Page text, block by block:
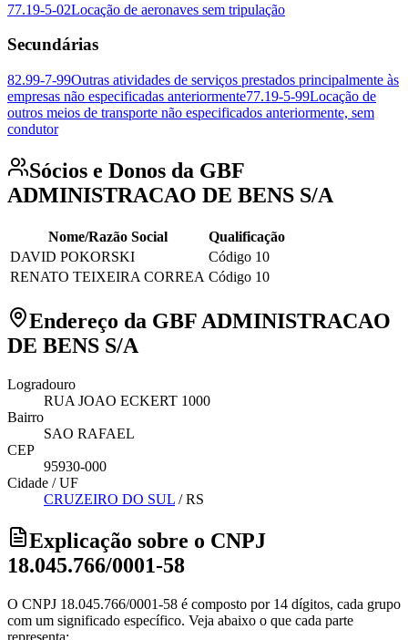
77.19-5-02Locação de aeronaves sem tripulação
Secundárias
82.99-7-99Outras atividades de serviços prestados principalmente às
empresas não especificadas anteriormente77.19-5-99Locação de
outros meios de transporte não especificados anteriormente, sem
condutor
Sócios e Donos da GBF
ADMINISTRACAO DE BENS S/A
Nome/Razão Social
Qualificação
DAVID POKORSKI
Código 10
RENATO TEIXEIRA CORREA Código 10
Endereço da GBF ADMINISTRACAO
DE BENS S/A
Logradouro
RUA JOAO ECKERT 1000
Bairro
SAO RAFAEL
CEP
95930-000
Cidade / UF
CRUZEIRO DO SUL /RS
Explicação sobre o CNPJ
18.045.766/0001-58
O CNPJ 18.045.766/0001-58 é composto por 14 dígitos, cada grupo
com um significado específico. Veja abaixo o que cada parte
representa: